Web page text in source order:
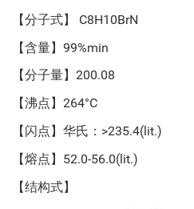
【分子式】 C8H10BrN
【含量】99%min
【分子量】200.08
【沸点】264°C
【闪点】华氏：>235.4(lit.)
【熔点】52.0-56.0(lit.)
【结构式】